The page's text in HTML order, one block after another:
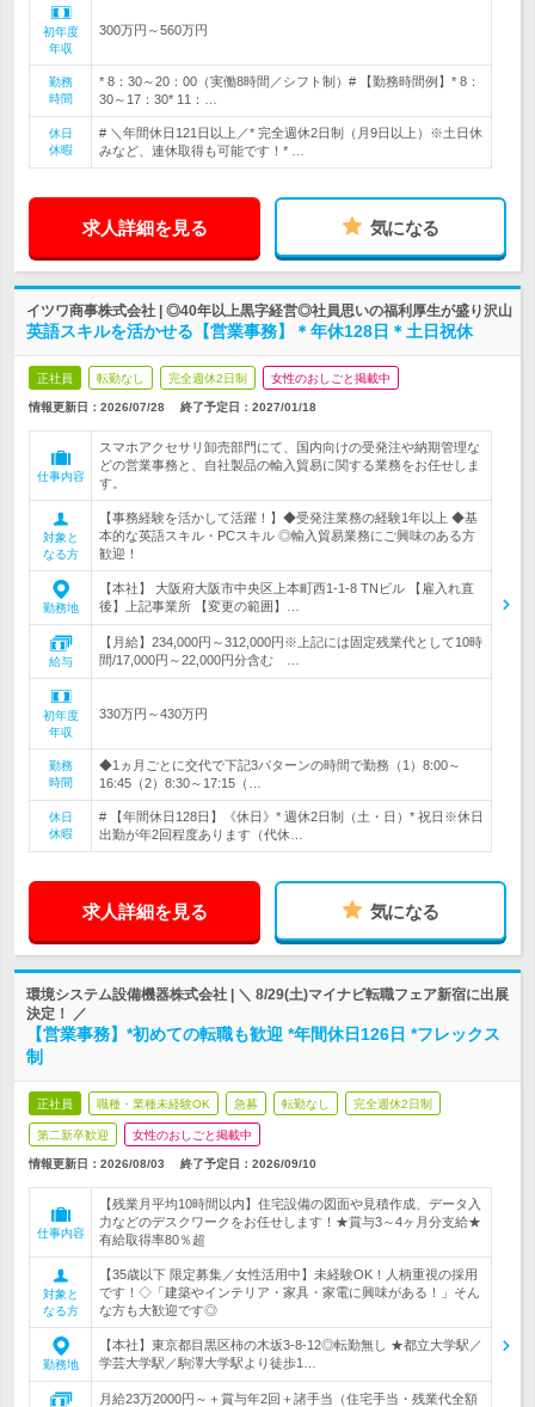
初年度
年収
300万円～560万円
勤務
時間
* 8：30～20：00（実働8時間／シフト制）# 【勤務時間例】* 8：
30～17：30* 11：…
休日
休暇
# ＼年間休日121日以上／* 完全週休2日制（月9日以上）※土日休
みなど、連休取得も可能です！* …
求人詳細を見る 気になる
イツワ商事株式会社 | ◎40年以上黒字経営◎社員思いの福利厚生が盛り沢山
英語スキルを活かせる【営業事務】＊年休128日＊土日祝休
正社員 転勤なし 完全週休2日制 女性のおしごと掲載中
情報更新日：2026/07/28 終了予定日： 2027/01/18
仕事内容
スマホアクセサリ卸売部門にて、国内向けの受発注や納期管理な
どの営業事務と、自社製品の輸入貿易に関する業務をお任せしま
す。
対象と
なる方
【事務経験を活かして活躍！】◆受発注業務の経験1年以上 ◆基
本的な英語スキル・PCスキル ◎輸入貿易業務にご興味のある方
歓迎！
勤務地
【本社】 大阪府大阪市中央区上本町西1‐1‐8 TNビル 【雇入れ直
後】上記事業所 【変更の範囲】…
給与
【月給】234,000円～312,000円※上記には固定残業代として10時
間/17,000円～22,000円分含む …
初年度
年収
330万円～430万円
勤務
時間
◆1ヵ月ごとに交代で下記3パターンの時間で勤務（1）8:00～
16:45（2）8:30～17:15（…
休日
休暇
# 【年間休日128日】《休日》* 週休2日制（土・日）* 祝日※休日
出勤が年2回程度あります（代休…
求人詳細を見る 気になる
環境システム設備機器株式会社 | ＼ 8/29(土)マイナビ転職フェア新宿に出展
決定！ ／
【営業事務】*初めての転職も歓迎 *年間休日126日 *フレックス
制
正社員 職種・業種未経験OK 急募 転勤なし 完全週休2日制
第二新卒歓迎 女性のおしごと掲載中
情報更新日：2026/08/03 終了予定日： 2026/09/10
仕事内容
【残業月平均10時間以内】住宅設備の図面や見積作成、データ入
力などのデスクワークをお任せします！★賞与3～4ヶ月分支給★
有給取得率80％超
対象と
なる方
【35歳以下 限定募集／女性活用中】未経験OK！人柄重視の採用
です！◇「建築やインテリア・家具・家電に興味がある！」そん
な方も大歓迎です◎
勤務地
【本社】東京都目黒区柿の木坂3-8-12◎転勤無し ★都立大学駅／
学芸大学駅／駒澤大学駅より徒歩1…
月給23万2000円～＋賞与年2回＋諸手当（住宅手当・残業代全額